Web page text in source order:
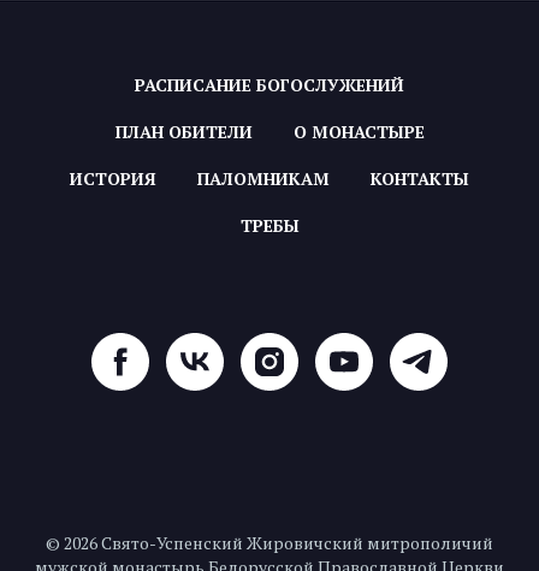
РАСПИСАНИЕ БОГОСЛУЖЕНИЙ
ПЛАН ОБИТЕЛИ О МОНАСТЫРЕ
ИСТОРИЯ ПАЛОМНИКАМ КОНТАКТЫ
ТРЕБЫ
© 2026 Свято-Успенский Жировичский митрополичий